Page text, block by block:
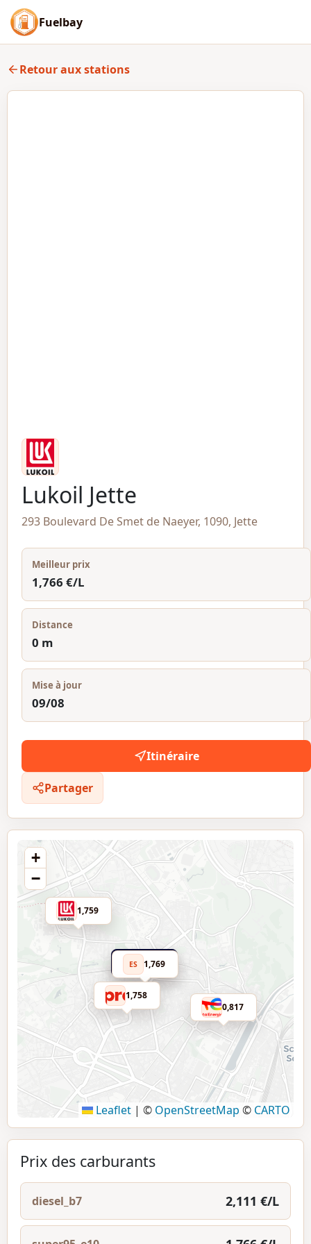
Fuelbay
Retour aux stations
Lukoil Jette
293 Boulevard De Smet de Naeyer, 1090, Jette
Meilleur prix
1,766 €/L
Distance
0 m
Mise à jour
09/08
Itinéraire
Partager
1,766
ES 1,769
1,758
1,759
0,817
+
−
Leaflet | © OpenStreetMap © CARTO
Prix des carburants
diesel_b7 2,111 €/L